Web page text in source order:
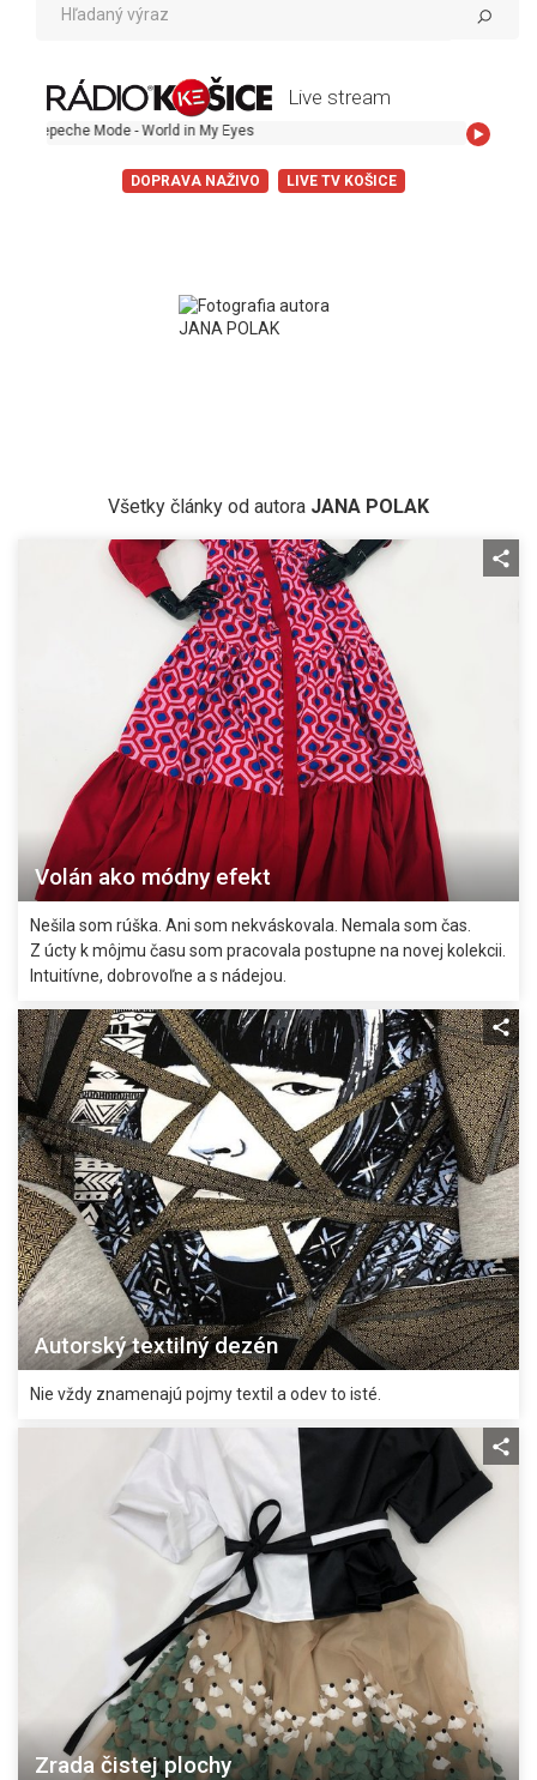
Live stream
- World in My Eyes
DOPRAVA NAŽIVO LIVE TV KOŠICE
Všetky články od autora JANA POLAK
Volán ako módny efekt
Nešila som rúška. Ani som nekváskovala. Nemala som čas.
Z úcty k môjmu času som pracovala postupne na novej kolekcii.
Intuitívne, dobrovoľne a s nádejou.
Autorský textilný dezén
Nie vždy znamenajú pojmy textil a odev to isté.
Zrada čistej plochy